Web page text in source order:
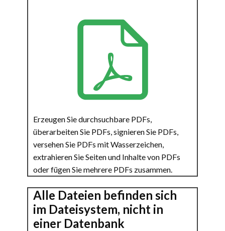
Erzeugen Sie durchsuchbare PDFs,
überarbeiten Sie PDFs, signieren Sie PDFs,
versehen Sie PDFs mit Wasserzeichen,
extrahieren Sie Seiten und Inhalte von PDFs
oder fügen Sie mehrere PDFs zusammen.
Alle Dateien befinden sich
im Dateisystem, nicht in
einer Datenbank